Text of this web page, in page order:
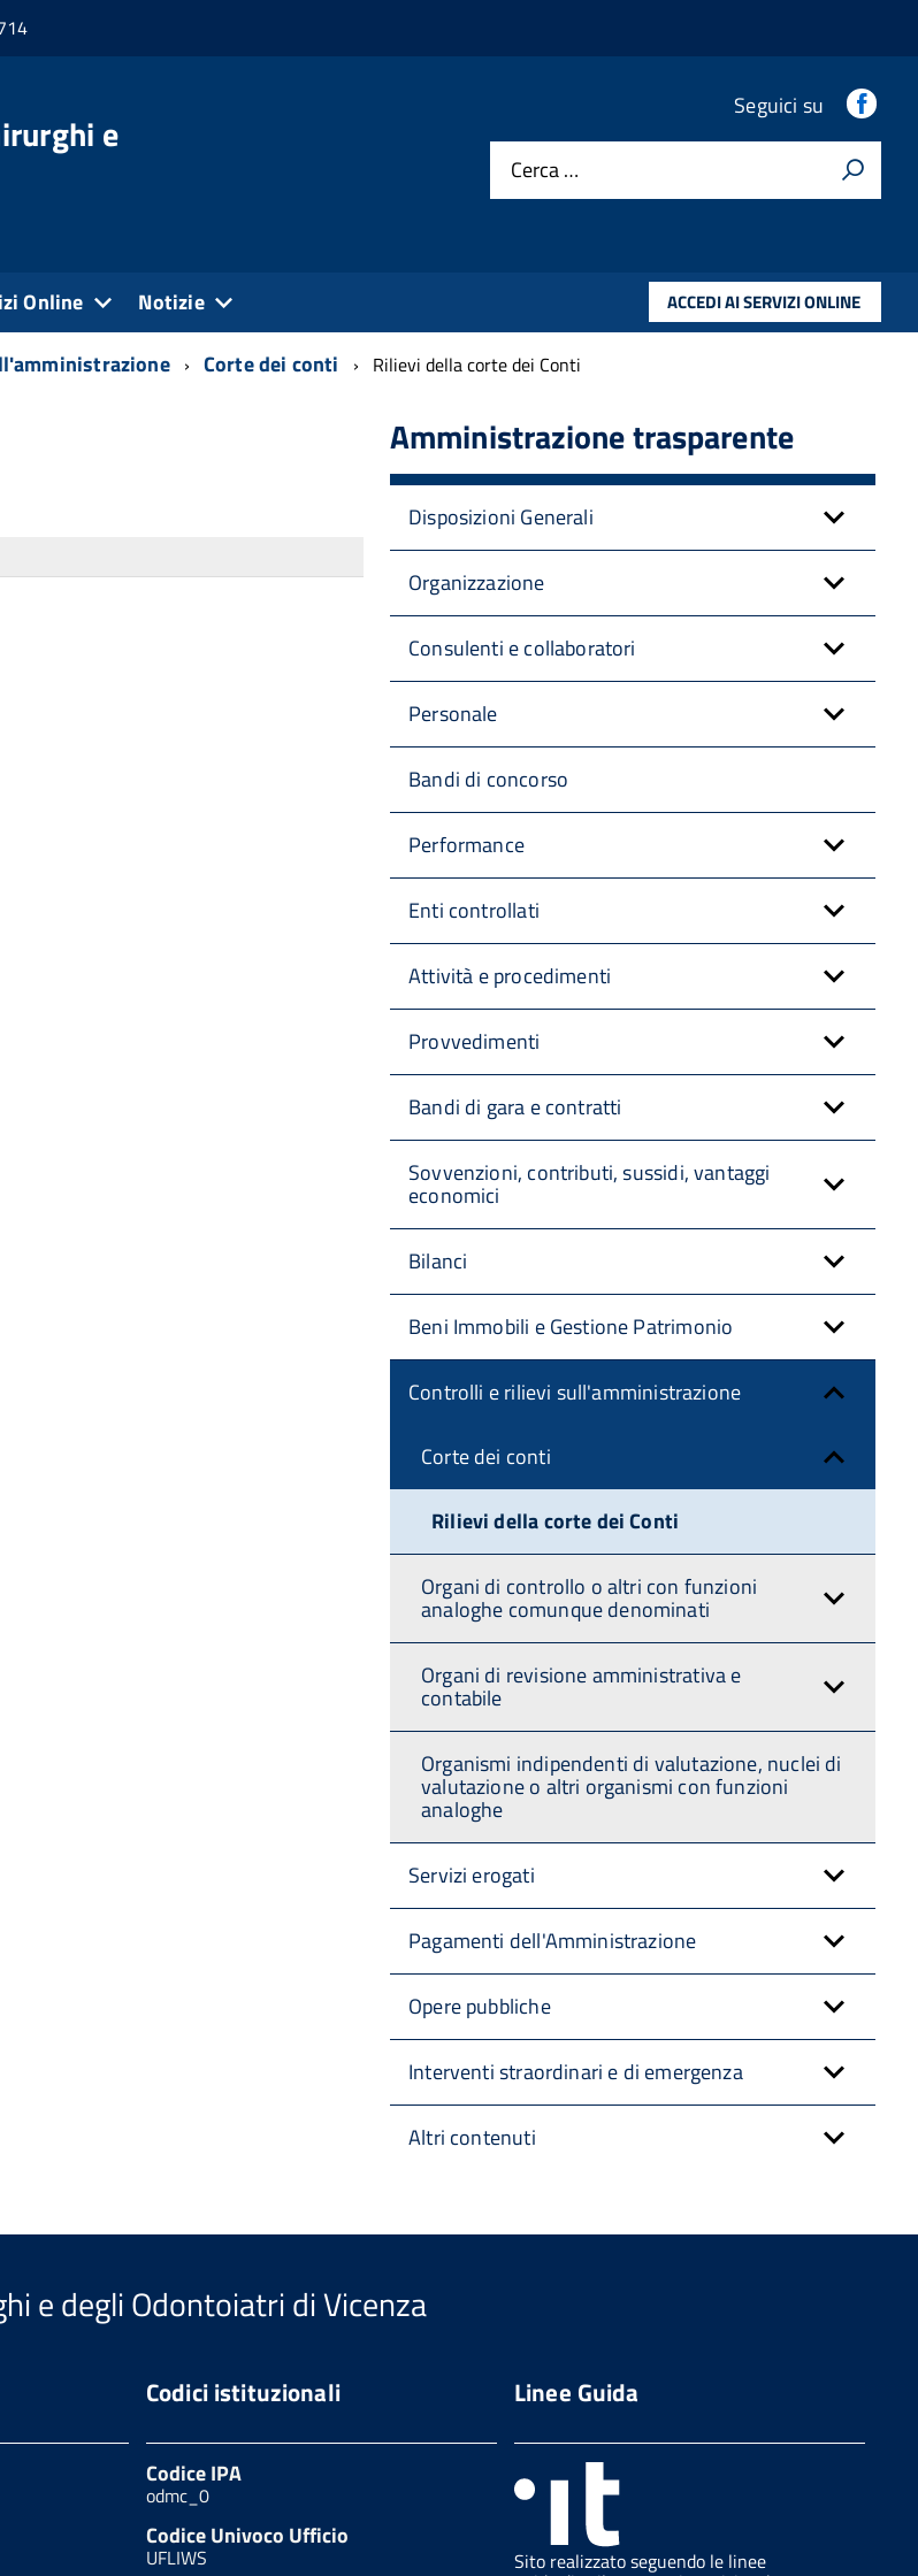
e
Seguici su
Cerca …
Online Notizie ACCEDI AI SERVIZI ONLINE
Corte dei conti Rilievi della corte dei Conti
Amministrazione trasparente
Disposizioni Generali
Organizzazione
Consulenti e collaboratori
Personale
Bandi di concorso
Performance
Enti controllati
Attività e procedimenti
Provvedimenti
Bandi di gara e contratti
Sovvenzioni, contributi, sussidi, vantaggi
economici
Bilanci
Beni Immobili e Gestione Patrimonio
Controlli e rilievi sull'amministrazione
Corte dei conti
Rilievi della corte dei Conti
Organi di controllo o altri con funzioni
analoghe comunque denominati
Organi di revisione amministrativa e
contabile
Organismi indipendenti di valutazione, nuclei di
valutazione o altri organismi con funzioni
analoghe
Servizi erogati
Pagamenti dell'Amministrazione
Opere pubbliche
Interventi straordinari e di emergenza
Altri contenuti
e degli Odontoiatri di Vicenza
Codici istituzionali
Codice IPA
odmc_0
Codice Univoco Ufficio
UFLIWS
Linee Guida
Sito realizzato seguendo le linee